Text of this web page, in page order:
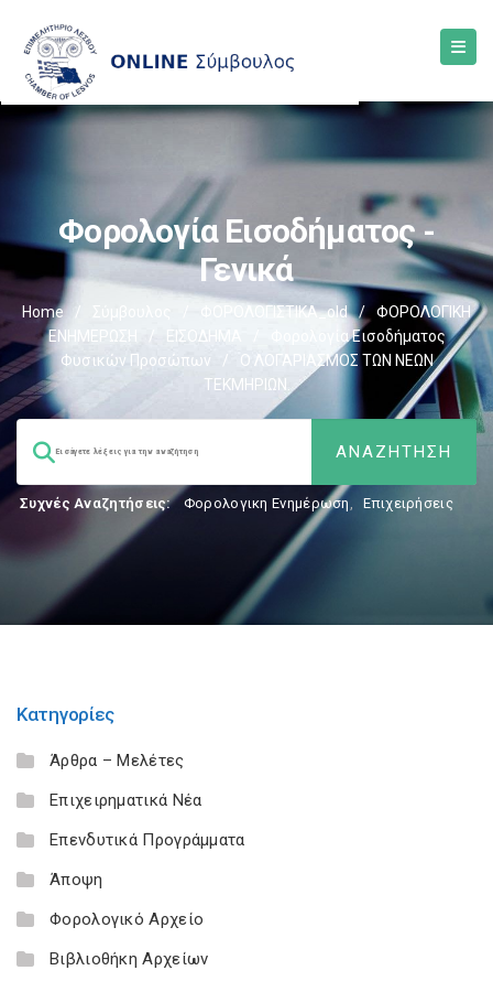
Φορολογία Εισοδήματος -
Γενικά
Home / Σύμβουλος ΦΟΡΟΛΟΓΙΣΤΙΚΑ_old /
ΦΟΡΟΛΟΓΙΚΗ
ΕΝΗΜΕΡΩΣΗ
/ ΕΙΣΟΔΗΜΑ
Φορολογία Εισοδήματος
Φυσικών Προσώπων
/
Ο ΛΟΓΑΡΙΑΣMΟΣ ΤΩΝ ΝΕΩΝ
ΤΕΚMΗΡΙΩΝ.
Συχνές Αναζητήσεις: Φορολογικη Ενημέρωση, Επιχειρήσεις
Κατηγορίες
Άρθρα – Μελέτες
Επιχειρηματικά Νέα
Επενδυτικά Προγράμματα
Άποψη
Φορολογικό Αρχείο
Βιβλιοθήκη Αρχείων